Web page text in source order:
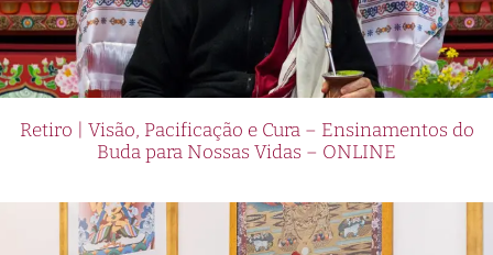
Retiro | Visão, Pacificação e Cura – Ensinamentos do
Buda para Nossas Vidas – ONLINE